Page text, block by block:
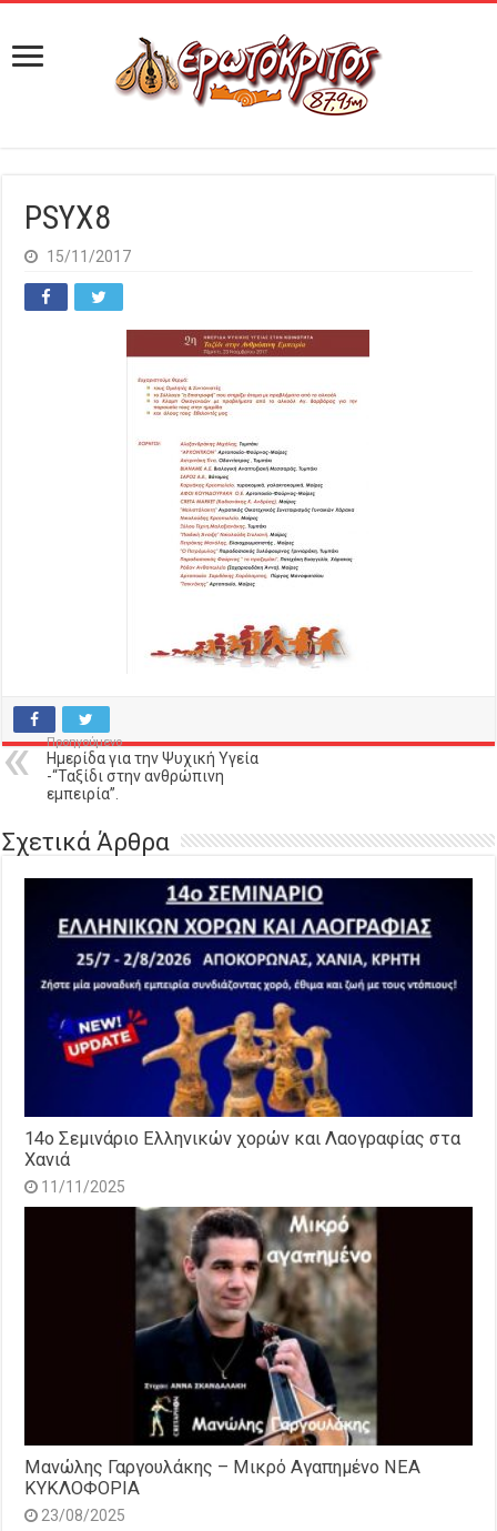
PSYX8
15/11/2017
Προηγούμενο
Ημερίδα για την Ψυχική Υγεία
-“Ταξίδι στην ανθρώπινη
εμπειρία”.
Σχετικά Άρθρα
14o Σεμινάριο Ελληνικών χορών και Λαογραφίας στα
Χανιά
11/11/2025
Μανώλης Γαργουλάκης – Μικρό Αγαπημένο NEΑ
ΚΥΚΛΟΦΟΡΙΑ
23/08/2025